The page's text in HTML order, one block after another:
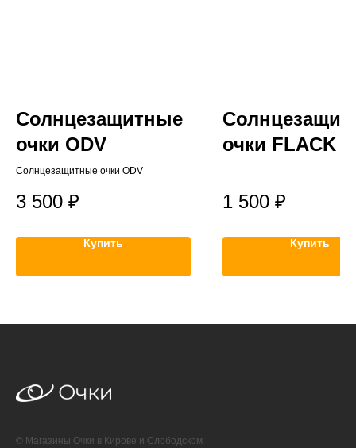
Солнцезащитные
очки ODV
Солнцезащитные очки ODV
3 500 ₽
Купить
очки FLACK
1 500 ₽
Купить
© Магазины Очки в Кирове и Слободском